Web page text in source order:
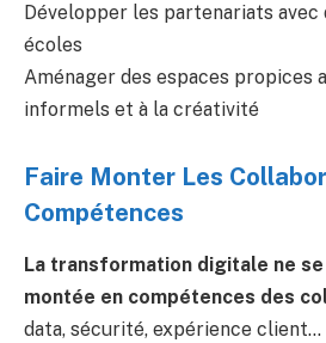
Développer les partenariats
écoles
Aménager des espaces propices
informels et à la créativité
Faire Monter Les
Compétences
La transformation digitale ne
montée en compétences des
data, sécurité, expérience client…